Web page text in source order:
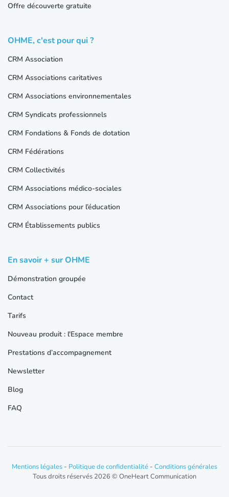
Offre découverte gratuite
OHME, c'est pour qui ?
CRM Association
CRM Associations caritatives
CRM Associations environnementales
CRM Syndicats professionnels
CRM Fondations & Fonds de dotation
CRM Fédérations
CRM Collectivités
CRM Associations médico-sociales
CRM Associations pour l’éducation
CRM Établissements publics
En savoir + sur OHME
Démonstration groupée
Contact
Tarifs
Nouveau produit : l'Espace membre
Prestations d’accompagnement
Newsletter
Blog
FAQ
Mentions légales - Politique de confidentialité - Conditions générales
Tous droits réservés 2026 © OneHeart Communication